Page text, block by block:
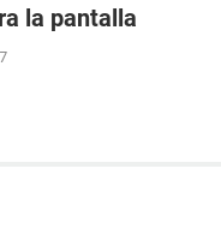
la pantalla